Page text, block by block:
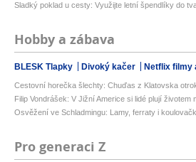
Sladký poklad u cesty: Využijte letní špendlíky do
Hobby a zábava
BLESK Tlapky Divoký kačer Netflix filmy
Cestovní horečka šlechty: Chuďas z Klatovska
Filip Vondrášek: V Jižní Americe si lidé plují životem
Osvěžení ve Schladmingu: Lamy, ferraty i
Pro generaci Z